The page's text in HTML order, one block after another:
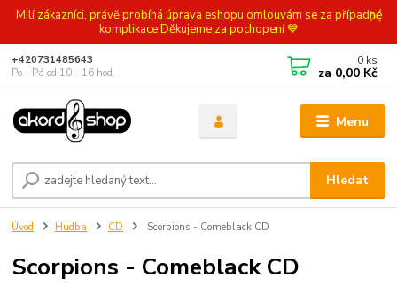
Milí zákazníci, právě probíhá úprava eshopu omlouvám se za případné
komplikace Děkujeme za pochopení 💙
Menu
Hledat
+420731485643
Po - Pá od 10 - 16 hod.
0 ks
za 0,00 Kč
Úvod Hudba CD Scorpions - Comeblack CD
Scorpions - Comeblack CD